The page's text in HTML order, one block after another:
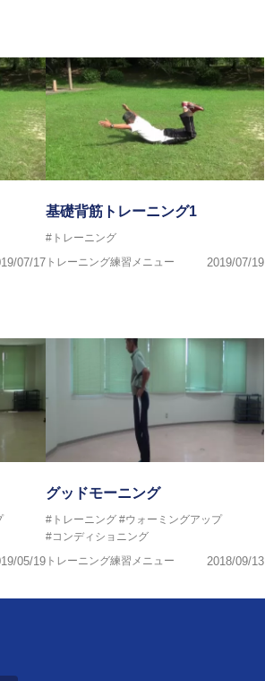
07/17
基礎背筋トレーニング1
#トレーニング
トレーニング練習メニュー
2019/07/19
05/19
グッドモーニング
#トレーニング #ウォーミングアップ
#コンディショニング
トレーニング練習メニュー
2018/09/13